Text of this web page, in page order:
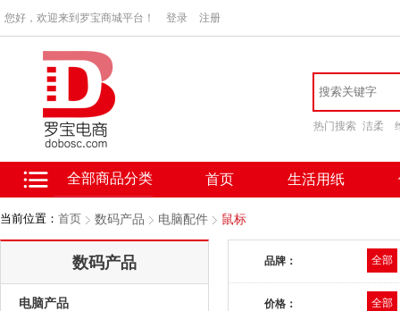
您好，欢迎来到罗宝商城平台！ 登录 注册
热门搜索 洁柔
全部商品分类 首页 生活用纸
当前位置： 首页 数码产品 电脑配件 鼠标
数码产品
电脑产品
品牌： 全部
价格： 全部